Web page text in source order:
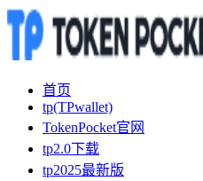
首页
tp(TPwallet)
TokenPocket官网
tp2.0下载
tp2025最新版